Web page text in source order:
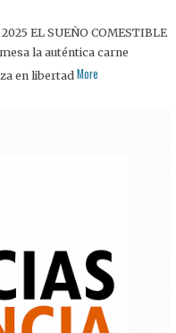
EL SUEÑO COMESTIBLE
la auténtica carne
en libertad More